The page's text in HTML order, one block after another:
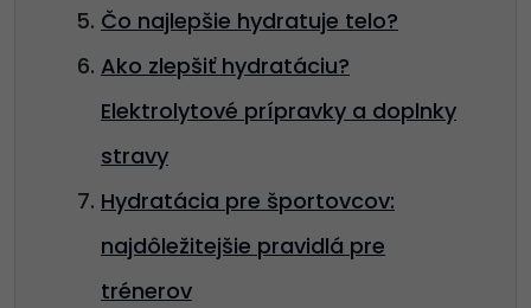
Čo najlepšie hydratuje telo?
Ako zlepšiť hydratáciu?
Elektrolytové prípravky a doplnky
stravy
Hydratácia pre športovcov:
najdôležitejšie pravidlá pre
trénerov